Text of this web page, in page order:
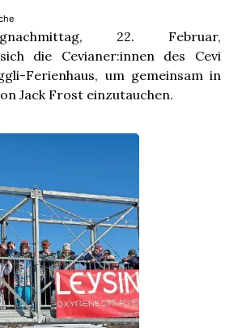
22. Februar,
die Cevianer:innen des Cevi
Ferienhaus, um gemeinsam in
Jack Frost einzutauchen.